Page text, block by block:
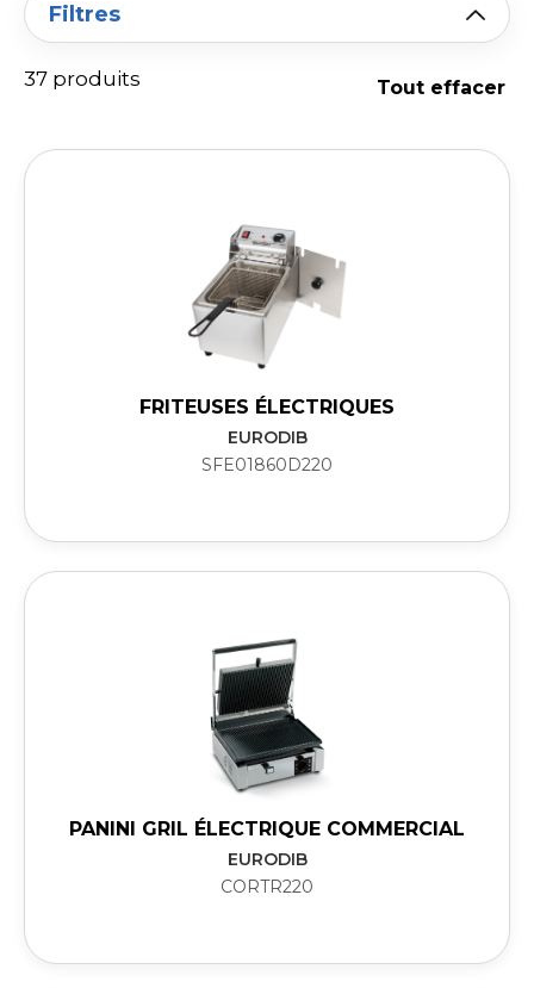
Filtres
Tout effacer
37 produits
FRITEUSES ÉLECTRIQUES
EURODIB
SFE01860D220
PANINI GRIL ÉLECTRIQUE COMMERCIAL
EURODIB
CORTR220